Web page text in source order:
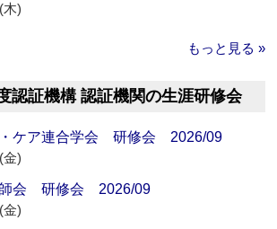
木)
もっと見る »
認証機構 認証機関の生涯研修会
・ケア連合学会 研修会 2026/09
金)
師会 研修会 2026/09
金)